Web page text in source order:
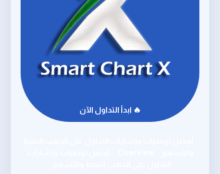
🔥 ابدأ التداول الآن